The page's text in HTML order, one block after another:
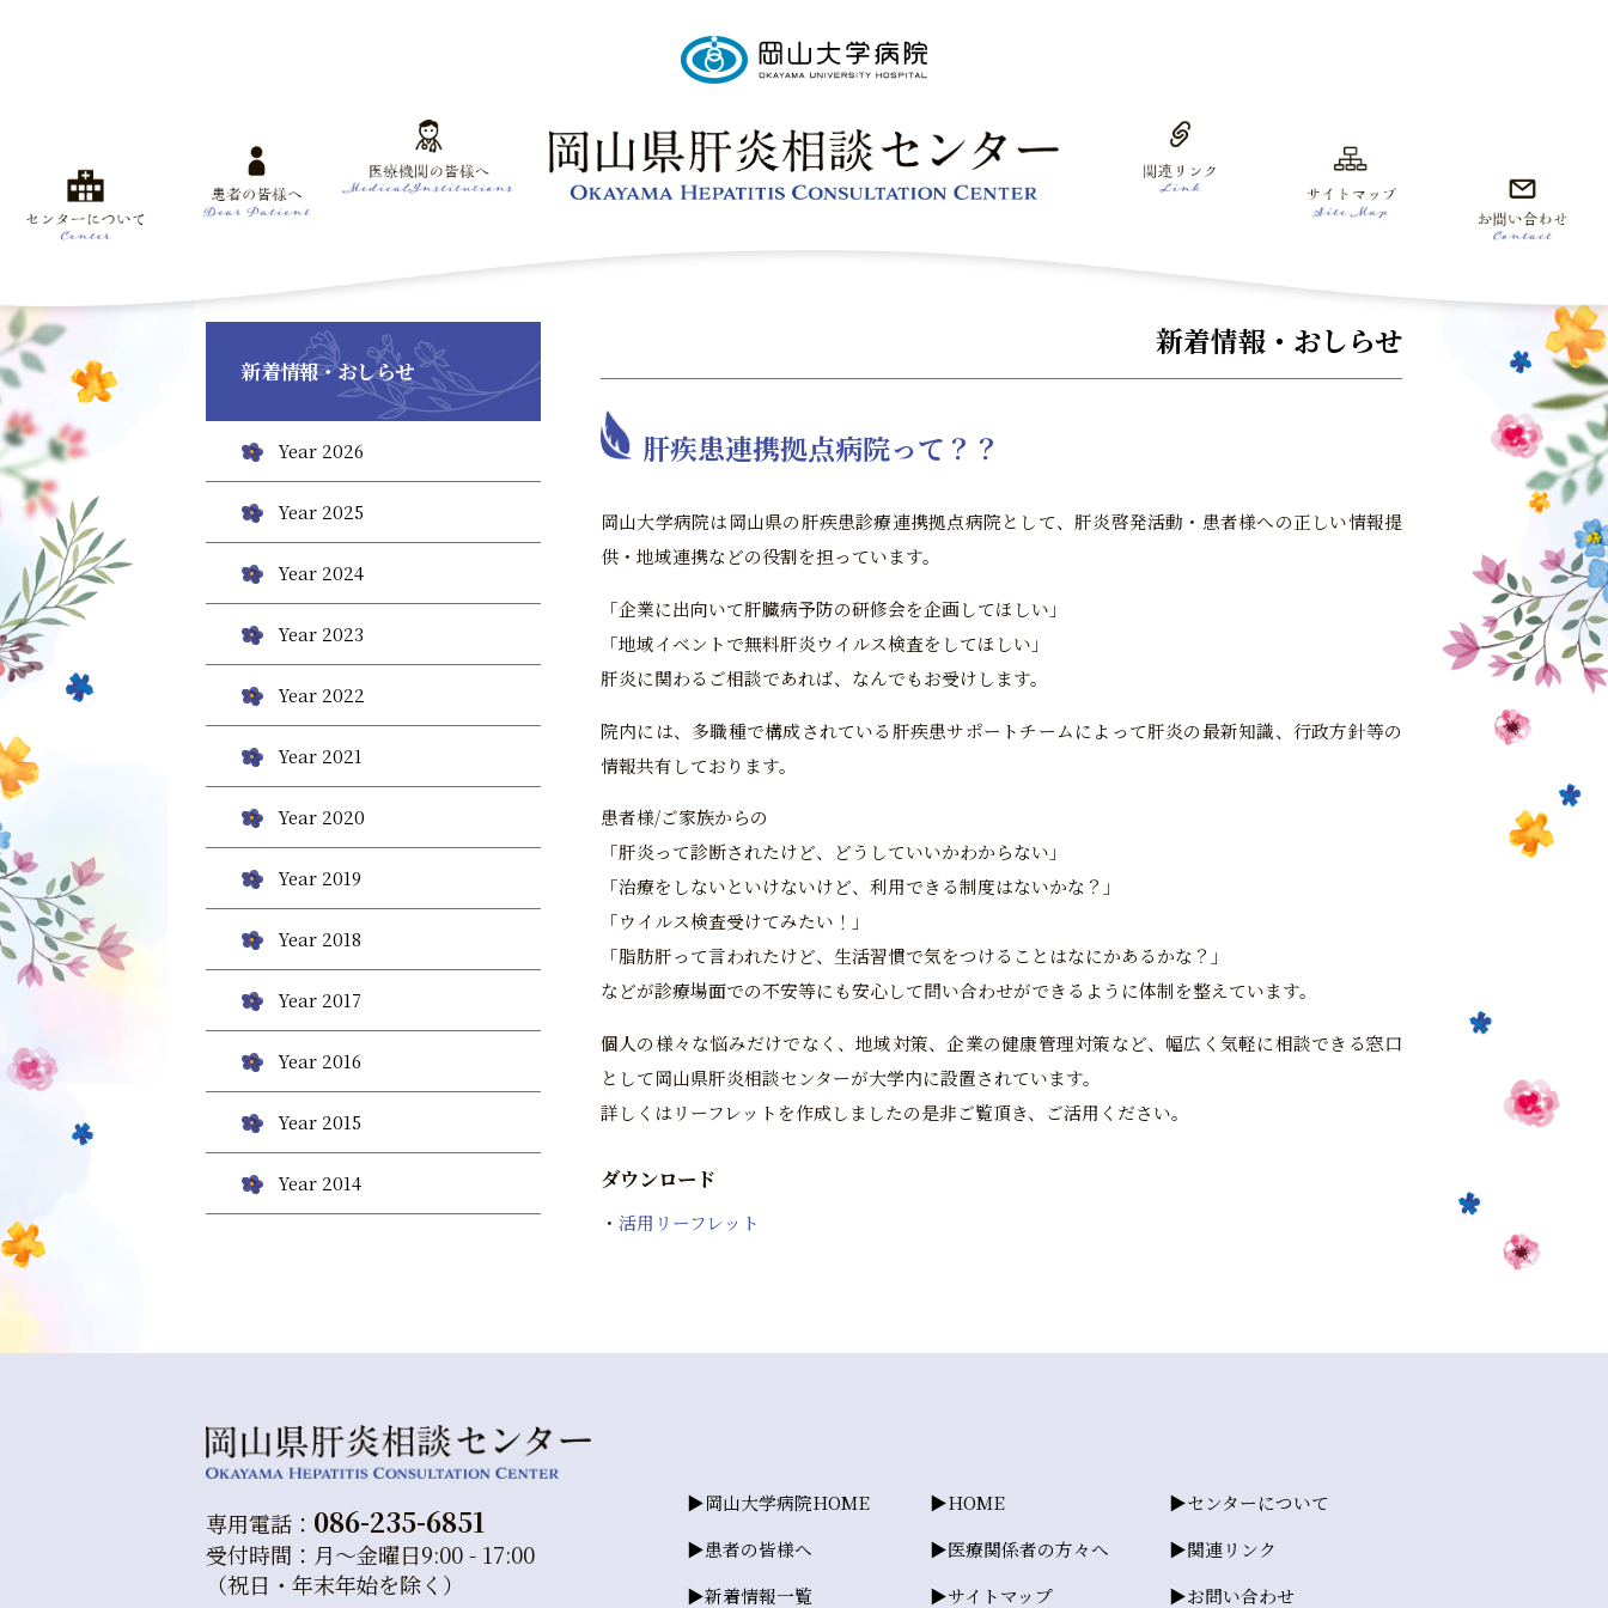
新着情報・おしらせ
Year 2026
Year 2025
Year 2024
Year 2023
Year 2022
Year 2021
Year 2020
Year 2019
Year 2018
Year 2017
Year 2016
Year 2015
Year 2014
新着情報・おしらせ
肝疾患連携拠点病院って？？
岡山大学病院は岡山県の肝疾患診療連携拠点病院として、肝炎啓発活動・患者様への正しい情報提
供・地域連携などの役割を担っています。
「企業に出向いて肝臓病予防の研修会を企画してほしい」
「地域イベントで無料肝炎ウイルス検査をしてほしい」
肝炎に関わるご相談であれば、なんでもお受けします。
院内には、多職種で構成されている肝疾患サポートチームによって肝炎の最新知識、行政方針等の
情報共有しております。
患者様/ご家族からの
「肝炎って診断されたけど、どうしていいかわからない」
「治療をしないといけないけど、利用できる制度はないかな？」
「ウイルス検査受けてみたい！」
「脂肪肝って言われたけど、生活習慣で気をつけることはなにかあるかな？」
などが診療場面での不安等にも安心して問い合わせができるように体制を整えています。
個人の様々な悩みだけでなく、地域対策、企業の健康管理対策など、幅広く気軽に相談できる窓口
として岡山県肝炎相談センターが大学内に設置されています。
詳しくはリーフレットを作成しましたの是非ご覧頂き、ご活用ください。
ダウンロード
活用リーフレット
専用電話： 086-235-6851
受付時間：月～金曜日9:00 - 17:00
（祝日・年末年始を除く）
岡山大学病院HOME
患者の皆様へ
新着情報一覧
HOME
医療関係者の方々へ
サイトマップ
センターについて
関連リンク
お問い合わせ